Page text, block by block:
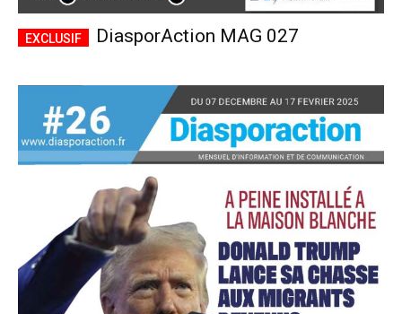
Plans d'abonnement
DiasporAction MAG 027